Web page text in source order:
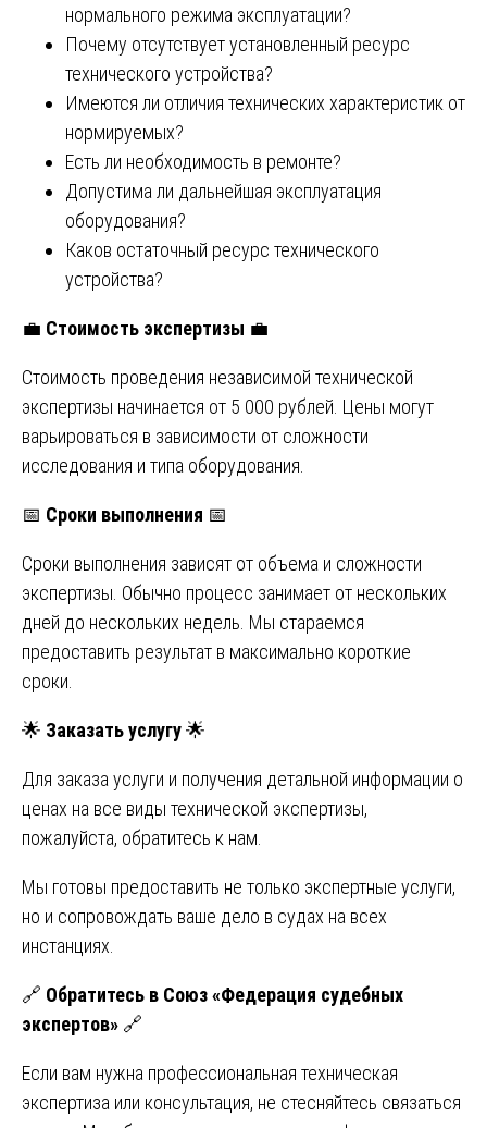
нормального режима эксплуатации?
Почему отсутствует установленный ресурс
технического устройства?
Имеются ли отличия технических характеристик от
нормируемых?
Есть ли необходимость в ремонте?
Допустима ли дальнейшая эксплуатация
оборудования?
Каков остаточный ресурс технического
устройства?
💼 Стоимость экспертизы 💼
Стоимость проведения независимой технической
экспертизы начинается от 5 000 рублей. Цены могут
варьироваться в зависимости от сложности
исследования и типа оборудования.
📅 Сроки выполнения 📅
Сроки выполнения зависят от объема и сложности
экспертизы. Обычно процесс занимает от нескольких
дней до нескольких недель. Мы стараемся
предоставить результат в максимально короткие
сроки.
🌟 Заказать услугу🌟
Для заказа услуги и получения детальной информации о
ценах на все виды технической экспертизы,
пожалуйста, обратитесь к нам.
Мы готовы предоставить не только экспертные услуги,
но и сопровождать ваше дело в судах на всех
инстанциях.
🔗 Обратитесь в Союз «Федерация судебных
экспертов» 🔗
Если вам нужна профессиональная техническая
экспертиза или консультация, не стесняйтесь связаться